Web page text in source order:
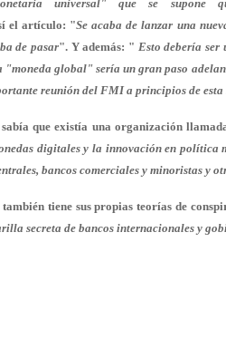
universal" que se supone
el artículo: "Se acaba de lanzar una
de pasar". Y además: " Esto debería ser
"moneda global" sería un gran paso
reunión del FMI a principios de esta
que existía una organización
digitales y la innovación en política
bancos comerciales y minoristas y
tiene sus propias teorías de
secreta de bancos internacionales y